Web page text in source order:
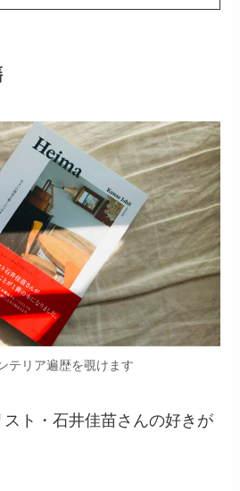
テリア遍歴を覗けます
ト・石井佳苗さんの好きが